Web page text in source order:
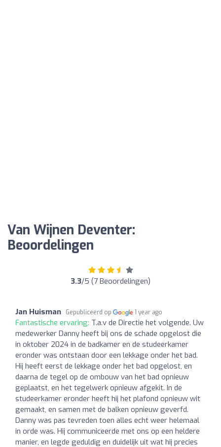
Van Wijnen Deventer:
Beoordelingen
3.3/5 (7 Beoordelingen)
Jan Huisman Gepubliceerd op 1 year ago
Fantastische ervaring: T.a.v de Directie het volgende. Uw
medewerker Danny heeft bij ons de schade opgelost die
in oktober 2024 in de badkamer en de studeerkamer
eronder was ontstaan door een lekkage onder het bad.
Hij heeft eerst de lekkage onder het bad opgelost, en
daarna de tegel op de ombouw van het bad opnieuw
geplaatst, en het tegelwerk opnieuw afgekit. In de
studeerkamer eronder heeft hij het plafond opnieuw wit
gemaakt, en samen met de balken opnieuw geverfd.
Danny was pas tevreden toen alles echt weer helemaal
in orde was. Hij communiceerde met ons op een heldere
manier, en legde geduldig en duidelijk uit wat hij precies